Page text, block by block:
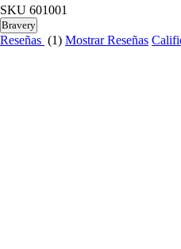
SKU 601001
Bravery
Reseñas (1) Mostrar Reseñas